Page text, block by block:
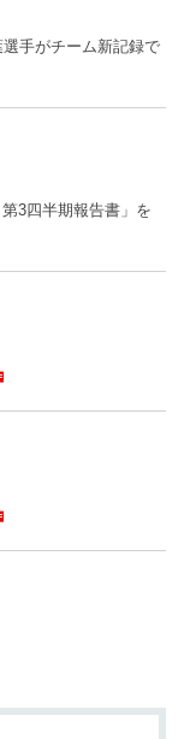
手がチーム新記録で
3四半期報告書」を